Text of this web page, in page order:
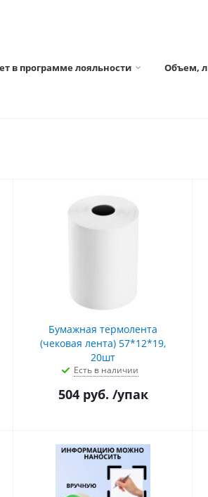
в программе лояльности Объем, л
Бумажная термолента
(чековая лента) 57*12*19,
20шт
Есть в наличии
504руб. /упак